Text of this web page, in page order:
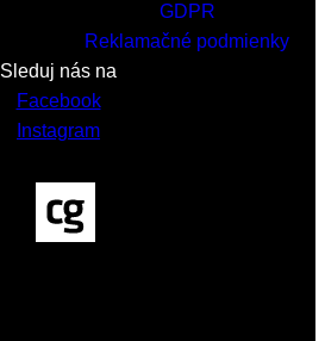
GDPR
Reklamačné podmienky
Sleduj nás na
Facebook
Instagram